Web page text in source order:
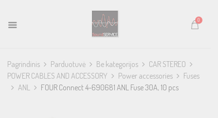
0
Pagrindinis Parduotuvė Be kategorijos
CAR STEREO
POWER CABLES AND ACCESSORY
Power accessories
Fuses
ANL
FOUR Connect 4-690681 ANL Fuse 30A, 10 pcs